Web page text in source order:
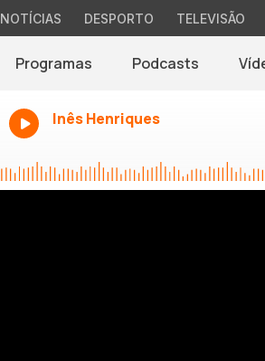
NOTÍCIAS DESPORTO TELEVISÃO
Programas Podcasts
Inês Henriques